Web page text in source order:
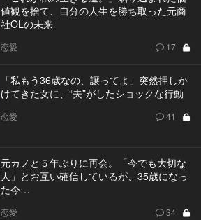
値観を捨て、自分の人生を勝ち取った元商
社OLの未来
恋愛 17
「私もう36歳なの、譲ってよ」突然押しか
けてきた女に、“夫”がしたショックな行動
恋愛 41
元カノと５年ぶりに再会。「今でも大切な
人」とお互い確信しているが、35歳になっ
た今…
恋愛 34